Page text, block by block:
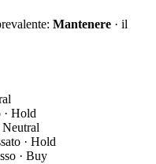
Mantenere · il
· Hold
Neutral
· Hold
· Buy